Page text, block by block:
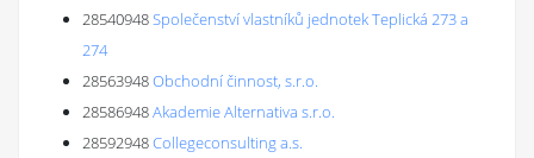
28540948Společenství vlastníků jednotek Teplická 273 a
274
28563948Obchodní činnost, s.r.o.
28586948Akademie Alternativa s.r.o.
28592948Collegeconsulting a.s.